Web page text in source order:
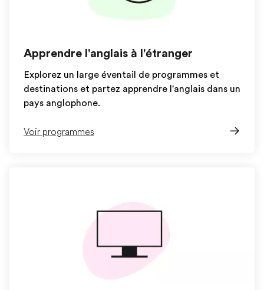
Apprendre l'anglais à l'étranger
Explorez un large éventail de programmes et
destinations et partez apprendre l'anglais dans un
pays anglophone.
Voir programmes